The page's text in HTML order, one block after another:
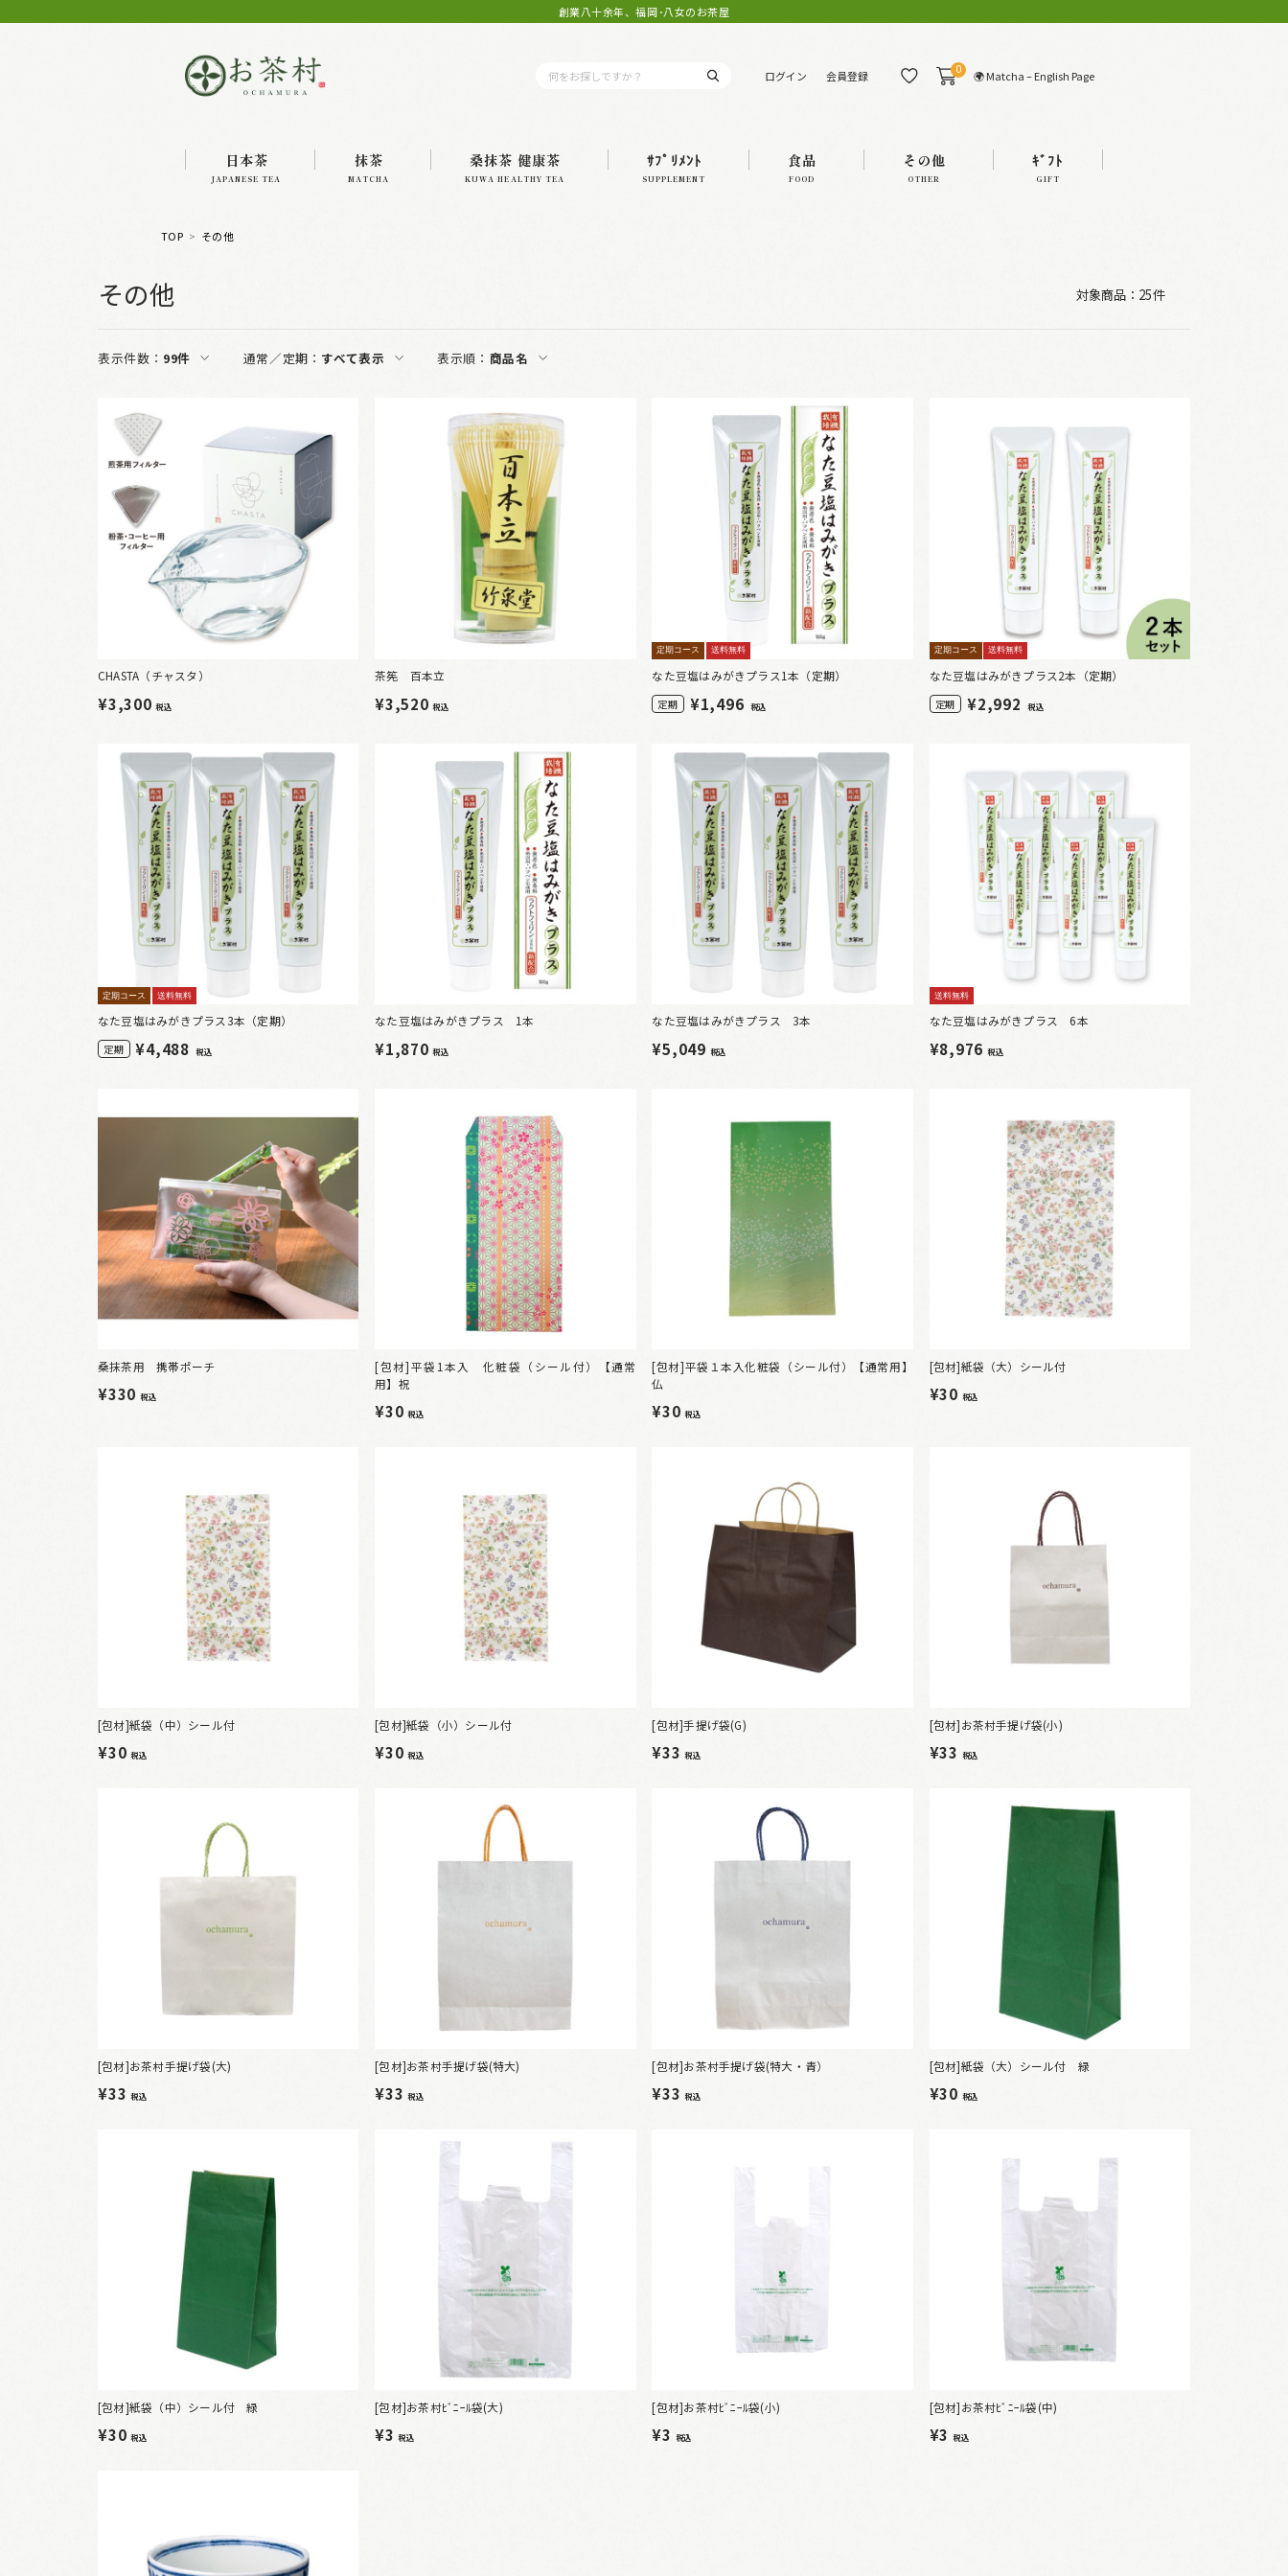
創業八十余年、福岡･八女のお茶屋
ログイン 会員登録 0 🌍 Matcha – English Page
日本茶
JAPANESE TEA
抹茶
MATCHA
桑抹茶 健康茶
KUWA HEALTHY TEA
ｻﾌﾟﾘﾒﾝﾄ
SUPPLEMENT
食品
FOOD
その他
OTHER
ｷﾞﾌﾄ
GIFT
TOP その他
その他 対象商品： 25件
表示件数： 99件 通常／定期： すべて表示 表示順： 商品名
CHASTA（チャスタ）
¥3,300税込
茶筅 百本立
¥3,520税込
定期コース 送料無料
なた豆塩はみがきプラス1本（定期）
定期 ¥1,496 税込
定期コース 送料無料
なた豆塩はみがきプラス2本（定期）
定期 ¥2,992 税込
定期コース 送料無料
なた豆塩はみがきプラス3本（定期）
定期 ¥4,488 税込
なた豆塩はみがきプラス 1本
¥1,870税込
なた豆塩はみがきプラス 3本
¥5,049 税込
送料無料
なた豆塩はみがきプラス 6本
¥8,976 税込
桑抹茶用 携帯ポーチ
¥330 税込
[包材]平袋1本入 化粧袋（シール付）【通常
用】祝
¥30税込
[包材]平袋１本入化粧袋（シール付）【通常用】
仏
¥30税込
[包材]紙袋（大）シール付
¥30 税込
[包材]紙袋（中）シール付
¥30税込
[包材]紙袋（小）シール付
¥30税込
[包材]手提げ袋(G)
¥33税込
[包材]お茶村手提げ袋(小)
¥33 税込
[包材]お茶村手提げ袋(大)
¥33税込
[包材]お茶村手提げ袋(特大)
¥33税込
[包材]お茶村手提げ袋(特大・青）
¥33税込
[包材]紙袋（大）シール付 緑
¥30 税込
[包材]紙袋（中）シール付 緑
¥30税込
[包材]お茶村ﾋﾞﾆｰﾙ袋(大)
¥3税込
[包材]お茶村ﾋﾞﾆｰﾙ袋(小)
¥3 税込
[包材]お茶村ﾋﾞﾆｰﾙ袋(中)
¥3 税込